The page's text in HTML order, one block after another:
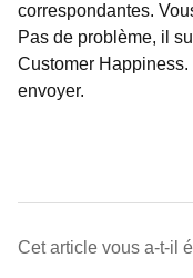
correspondantes.
Pas de problème, il
Customer
envoyer.
Cet article vous a-t-il